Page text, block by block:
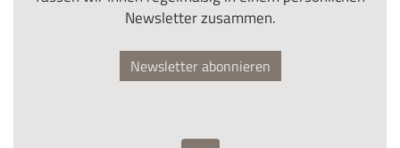
Newsletter zusammen.
Newsletter abonnieren